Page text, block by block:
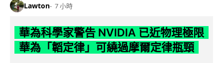
Lawton 7 小時
華為科學家警告 NVIDIA 已近物理極限
華為「韜定律」可繞過摩爾定律瓶頸